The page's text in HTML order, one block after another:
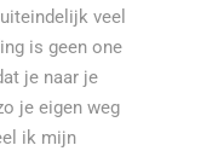
veel
is geen one
je naar je
je eigen weg
ik mijn